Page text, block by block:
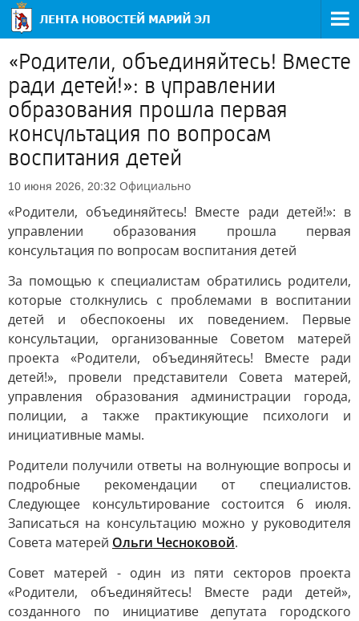
«Родители, объединяйтесь! Вместе
ради детей!»: в управлении
образования прошла первая
консультация по вопросам
воспитания детей
10 июня 2026, 20:32 Официально
«Родители, объединяйтесь! Вместе ради детей!»: в
управлении образования прошла первая
консультация по вопросам воспитания детей
За помощью к специалистам обратились родители,
которые столкнулись с проблемами в воспитании
детей и обеспокоены их поведением. Первые
консультации, организованные Советом матерей
проекта «Родители, объединяйтесь! Вместе ради
детей!», провели представители Совета матерей,
управления образования администрации города,
полиции, а также практикующие психологи и
инициативные мамы.
Родители получили ответы на волнующие вопросы и
подробные рекомендации от специалистов.
Следующее консультирование состоится 6 июля.
Записаться на консультацию можно у руководителя
Совета матерей Ольги Чесноковой.
Совет матерей - один из пяти секторов проекта
«Родители, объединяйтесь! Вместе ради детей»,
созданного по инициативе депутата городского